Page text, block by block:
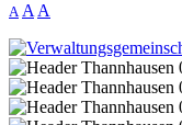
A A A